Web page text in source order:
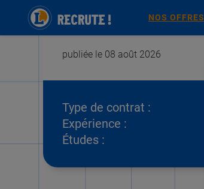
NOS OFFRES
publiée le 08 août 2026
Type de contrat :
Expérience :
Études :